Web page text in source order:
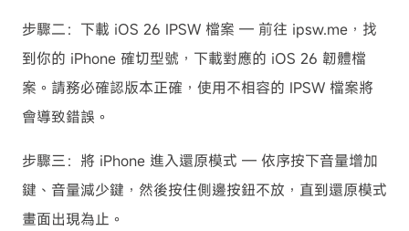
步驟二：下載 iOS 26 IPSW 檔案 — 前往 ipsw.me，找
到你的 iPhone 確切型號，下載對應的 iOS 26 韌體檔
案。請務必確認版本正確，使用不相容的 IPSW 檔案將
會導致錯誤。
步驟三：將 iPhone 進入還原模式 — 依序按下音量增加
鍵、音量減少鍵，然後按住側邊按鈕不放，直到還原模式
畫面出現為止。